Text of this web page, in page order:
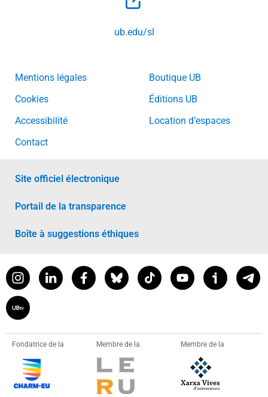
ub.edu/sl
Mentions légales
Cookies
Accessibilité
Contact
Boutique UB
Éditions UB
Location d’espaces
Site officiel électronique
Portail de la transparence
Boîte à suggestions éthiques
Fondatrice de la Membre de la Membre de la